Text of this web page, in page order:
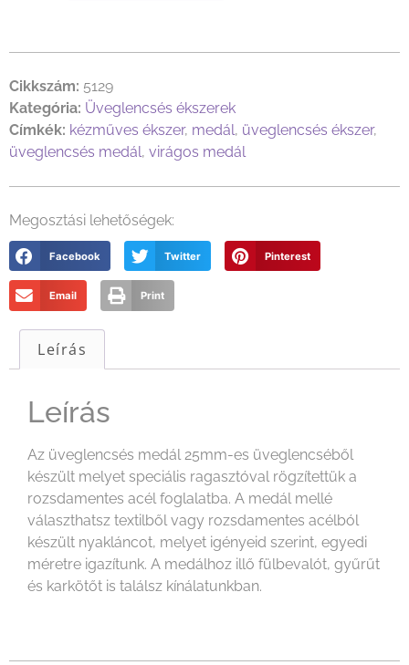
Cikkszám: 5129
Kategória: Üveglencsés ékszerek
Címkék: kézműves ékszer, medál, üveglencsés ékszer,
üveglencsés medál, virágos medál
Megosztási lehetőségek:
Facebook Twitter Pinterest
Email Print
Leírás
Leírás
Az üveglencsés medál 25mm-es üveglencséből
készült melyet speciális ragasztóval rögzítettük a
rozsdamentes acél foglalatba. A medál mellé
választhatsz textilből vagy rozsdamentes acélból
készült nyakláncot, melyet igényeid szerint, egyedi
méretre igazítunk. A medálhoz illő fülbevalót, gyűrűt
és karkötőt is találsz kínálatunkban.